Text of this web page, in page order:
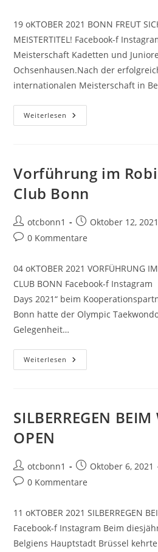
19 oKTOBER 2021 BONN FREUT
MEISTERTITEL! Facebook-f
Meisterschaft Kadetten und
Ochsenhausen.Nach der
internationalen Meisterschaft in
Weiterlesen Bonn
Freut
Vorführung im
Club Bonn
Beitrags-
Autor:
otcbonn1
Beitrag
veröffentlicht:
Oktober 12, 2021
Beitrags-
0 Kommentare
04 oKTOBER 2021 VORFÜHRUNG
CLUB BONN Facebook-f
Days 2021“ beim
Bonn hatte der Olympic
Gelegenheit…
Weiterlesen Vorführung
Im
SILBERREGEN
OPEN
Beitrags-
Autor:
otcbonn1
Beitrag
veröffentlicht:
Oktober 6, 2021
Beitrags-
0 Kommentare
11 oKTOBER 2021 SILBERREGEN
Facebook-f Instagram Beim
Belgiens Hauptstadt Brüssel